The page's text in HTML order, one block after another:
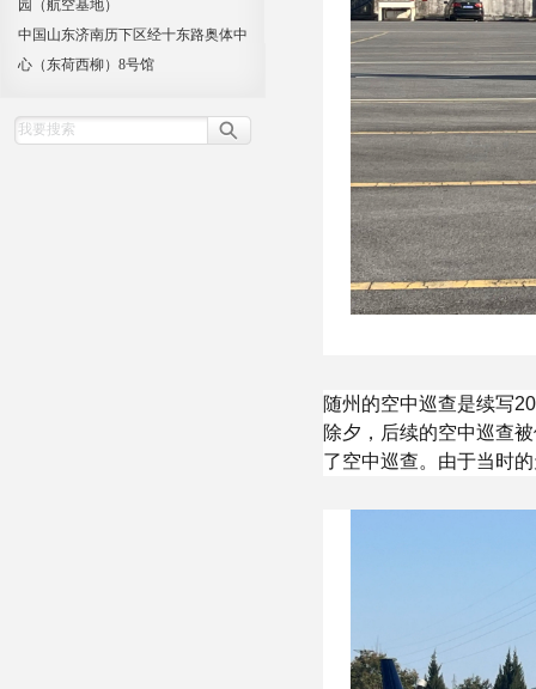
园（航空基地）
中国山东济南历下区经十东路奥体中
心（东荷西柳）8号馆
随州的空中巡查是续写
除夕，后续的空中巡查
了空中巡查。由于当时